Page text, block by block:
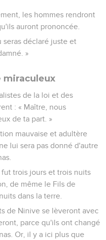
les hommes rendront
auront prononcée.
seras déclaré juste et
»
miraculeux
de la loi et des
: « Maître, nous
de ta part. »
mauvaise et adultère
lui sera pas donné d'autre
trois jours et trois nuits
de même le Fils de
dans la terre.
de Ninive se lèveront avec
parce qu'ils ont changé
Or, il y a ici plus que